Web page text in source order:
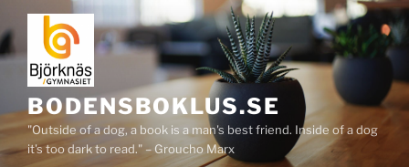
Hoppa
till
innehåll
BODENSBOKLUS.SE
"Outside of a dog, a book is a man's best friend. Inside of a dog
it's too dark to read." – Groucho Marx